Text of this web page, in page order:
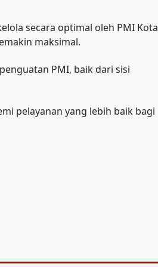
secara optimal oleh PMI Kota
maksimal.
PMI, baik dari sisi
pelayanan yang lebih baik bagi